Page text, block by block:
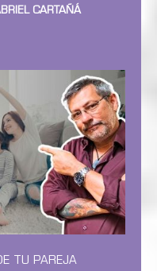
CARTAÑÁ
TU PAREJA